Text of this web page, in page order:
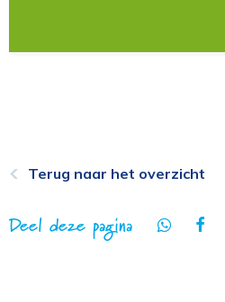
Terug naar het overzicht
Deel deze pagina